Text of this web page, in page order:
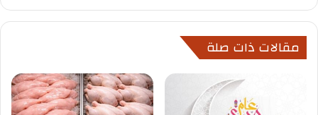
مقالات ذات صلة